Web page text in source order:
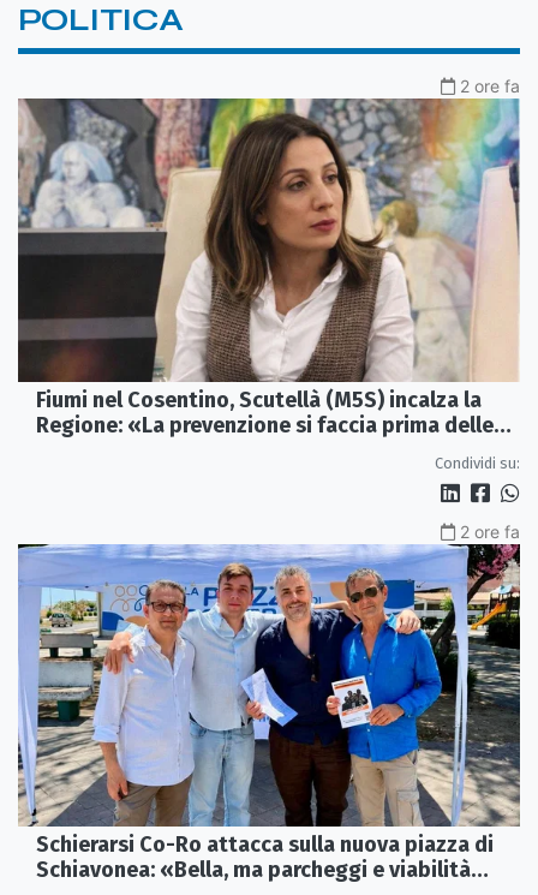
POLITICA
2 ore fa
Fiumi nel Cosentino, Scutellà (M5S) incalza la
Regione: «La prevenzione si faccia prima delle
Condividi su:
2 ore fa
Schierarsi Co-Ro attacca sulla nuova piazza di
Schiavonea: «Bella, ma parcheggi e viabilità